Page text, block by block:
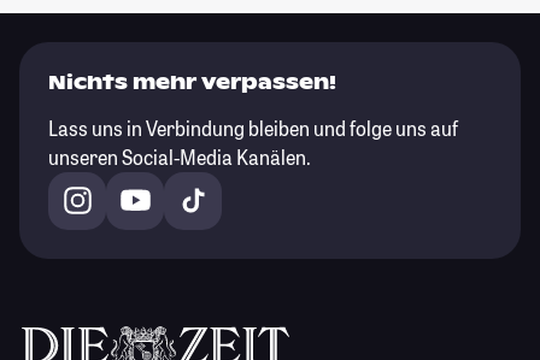
Nichts mehr verpassen!
Lass uns in Verbindung bleiben und folge uns auf
unseren Social-Media Kanälen.